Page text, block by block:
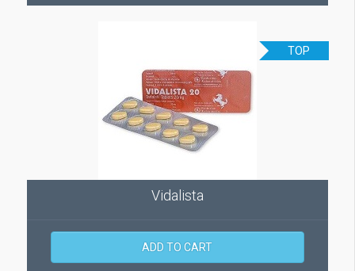
TOP
Vidalista
ADD TO CART